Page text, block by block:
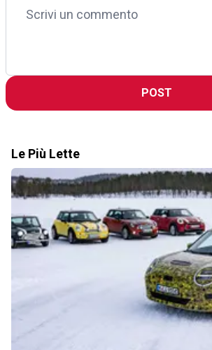
POST
Le Più Lette